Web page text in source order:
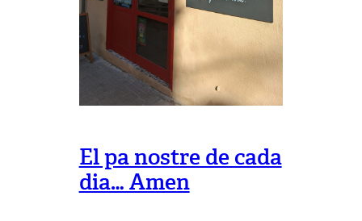
El pa nostre de cada
dia… Amen